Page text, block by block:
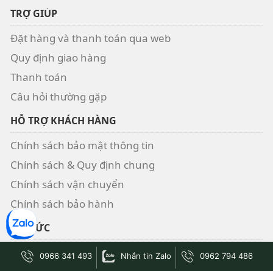
TRỢ GIÚP
Đặt hàng và thanh toán qua web
Quy định giao hàng
Thanh toán
Câu hỏi thường gặp
HỖ TRỢ KHÁCH HÀNG
Chính sách bảo mật thông tin
Chính sách & Quy định chung
Chính sách vận chuyển
Chính sách bảo hành
TIN TỨC
Giới Thiệu0966 341 493 Nhắn tin Zalo 0962 794 486